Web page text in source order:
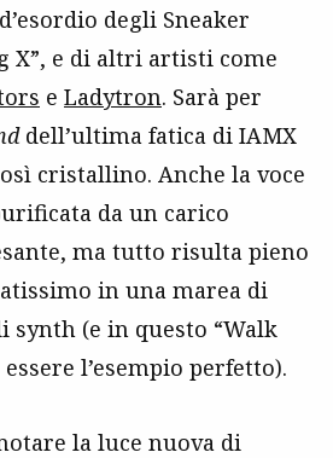
degli Sneaker
X”, e di altri artisti come
e Ladytron. Sarà per
dell’ultima fatica di IAMX
cristallino. Anche la voce
da un carico
ma tutto risulta pieno
in una marea di
synth (e in questo “Walk
l’esempio perfetto).
la luce nuova di